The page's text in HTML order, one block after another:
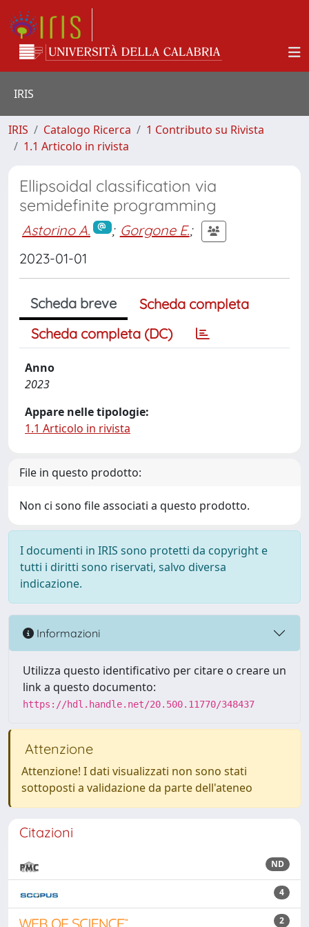
IRIS
IRIS Catalogo Ricerca
1 Contributo su Rivista
1.1 Articolo in rivista
Ellipsoidal classification via
semidefinite programming
Astorino A. ; Gorgone E.;
2023-01-01
Scheda breve
Scheda completa
Scheda completa (DC)
Anno
2023
Appare nelle tipologie:
1.1 Articolo in rivista
File in questo prodotto:
Non ci sono file associati a questo prodotto.
I documenti in IRIS sono protetti da copyright e
tutti i diritti sono riservati, salvo diversa
indicazione.
Informazioni
Utilizza questo identificativo per citare o creare un
link a questo documento:
https://hdl.handle.net/20.500.11770/348437
Attenzione
Attenzione! I dati visualizzati non sono stati
sottoposti a validazione da parte dell'ateneo
Citazioni
ND
4
2